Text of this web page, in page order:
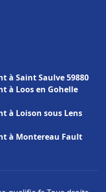
à Saint Saulve 59880
à Loos en Gohelle
à Loison sous Lens
à Montereau Fault